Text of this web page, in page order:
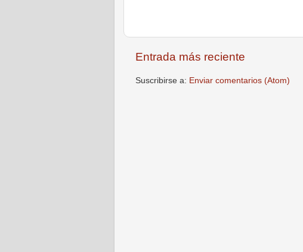
Entrada más reciente
Suscribirse a: Enviar comentarios (Atom)